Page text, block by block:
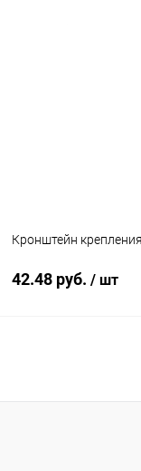
Кронштейн
42.48 руб. / шт
Купить в 1 клик